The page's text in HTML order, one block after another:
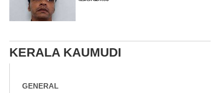
KERALA KAUMUDI
GENERAL